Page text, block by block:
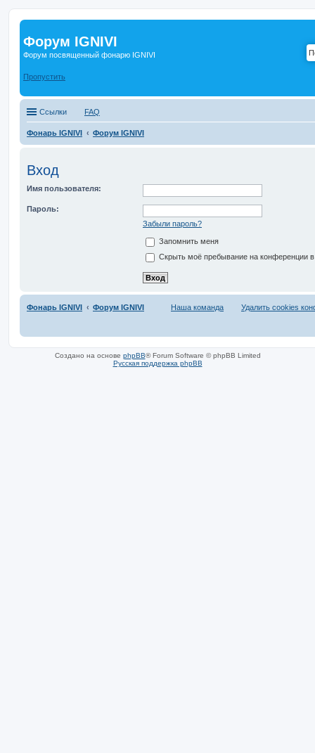
Форум IGNIVI
Форум посвященный фонарю IGNIVI
Пропустить
Ссылки FAQ
Фонарь IGNIVI Форум IGNIVI
Вход
Имя пользователя:
Пароль:
Забыли пароль?
Запомнить меня
Скрыть моё пребывание на конференции в
Фонарь IGNIVI Форум IGNIVI Удалить cookies
Наша команда
Создано на основе phpBB® Forum Software © phpBB Limited
Русская поддержка phpBB